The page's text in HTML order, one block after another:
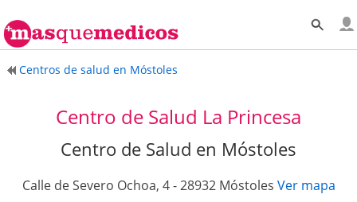
Centros de salud en Móstoles
Centro de Salud La Princesa
Centro de Salud en Móstoles
Calle de Severo Ochoa, 4-28932 Móstoles Ver mapa